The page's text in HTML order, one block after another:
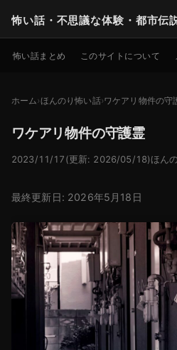
怖い話・不思議な体験・都市伝
怖い話まとめ このサイトについて
ホーム ほんのり怖い話 ワケアリ物件の守
ワケアリ物件の守護霊
2023/11/17 (更新: 2026/05/18)ほん
最終更新日: 2026年5月18日